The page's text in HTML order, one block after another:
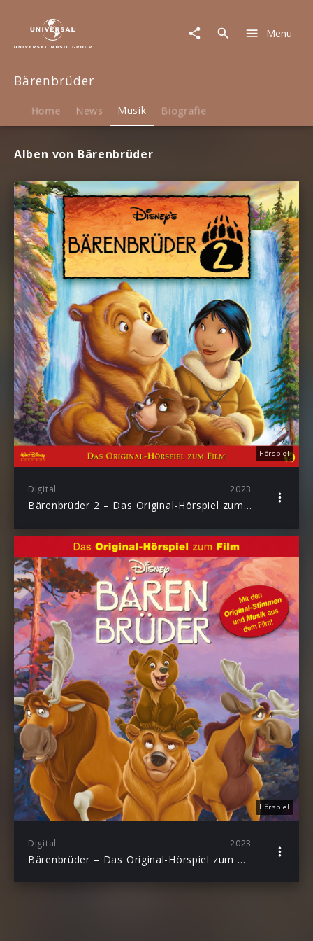
Menu
Bärenbrüder
Home News Musik Biografie
Alben von Bärenbrüder
Hörspiel
Digital 2023
Bärenbrüder 2 – Das Original-Hörspiel zum Disney Film
Hörspiel
Digital 2023
Bärenbrüder – Das Original-Hörspiel zum Disney Film